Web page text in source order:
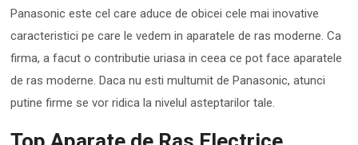
Panasonic este cel care aduce de obicei cele mai inovative
caracteristici pe care le vedem in aparatele de ras moderne. Ca
firma, a facut o contributie uriasa in ceea ce pot face aparatele
de ras moderne. Daca nu esti multumit de Panasonic, atunci
putine firme se vor ridica la nivelul asteptarilor tale.